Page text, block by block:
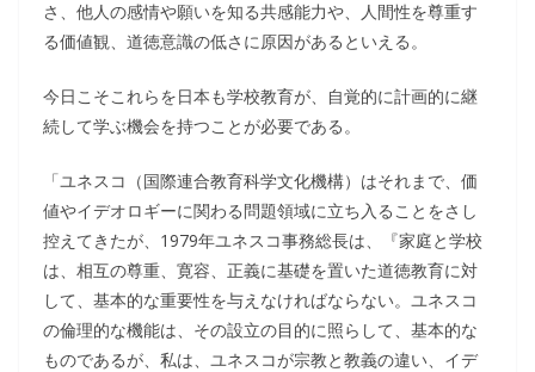
さ、他人の感情や願いを知る共感能力や、人間性を尊重す
る価値観、道徳意識の低さに原因があるといえる。
今日こそこれらを日本も学校教育が、自覚的に計画的に継
続して学ぶ機会を持つことが必要である。
「ユネスコ（国際連合教育科学文化機構）はそれまで、価
値やイデオロギーに関わる問題領域に立ち入ることをさし
控えてきたが、1979年ユネスコ事務総長は、『家庭と学校
は、相互の尊重、寛容、正義に基礎を置いた道徳教育に対
して、基本的な重要性を与えなければならない。ユネスコ
の倫理的な機能は、その設立の目的に照らして、基本的な
ものであるが、私は、ユネスコが宗教と教義の違い、イデ